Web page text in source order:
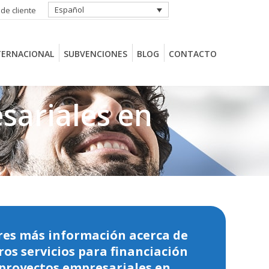
cliente Español
SUBVENCIONES BLOG CONTACTO
en
más información acerca de
servicios para financiación